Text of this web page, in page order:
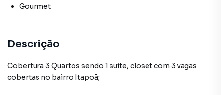
Gourmet
Descrição
Cobertura 3 Quartos sendo 1 suíte, closet com 3 vagas
cobertas no bairro Itapoã;